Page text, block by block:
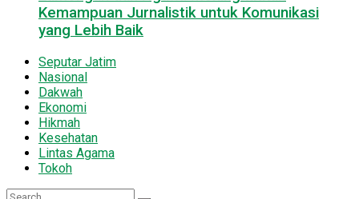
Kemampuan Jurnalistik untuk Komunikasi
yang Lebih Baik
Seputar Jatim
Nasional
Dakwah
Ekonomi
Hikmah
Kesehatan
Lintas Agama
Tokoh